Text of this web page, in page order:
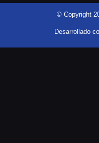
© Copyright
Desarrollado